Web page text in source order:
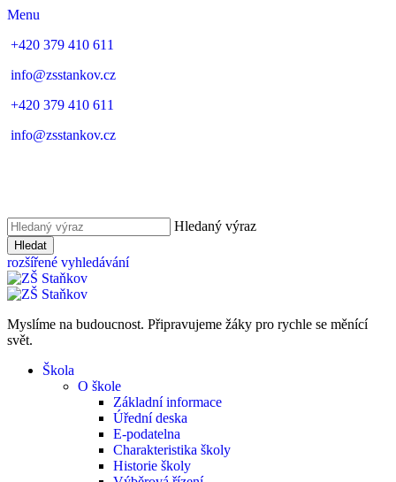
Menu
+420 379 410 611
info@zsstankov.cz
+420 379 410 611
info@zsstankov.cz
Hledaný výraz
Hledat
rozšířené vyhledávání
Myslíme na budoucnost. Připravujeme žáky pro rychle se měnící
svět.
Škola
O škole
Základní informace
Úřední deska
E-podatelna
Charakteristika školy
Historie školy